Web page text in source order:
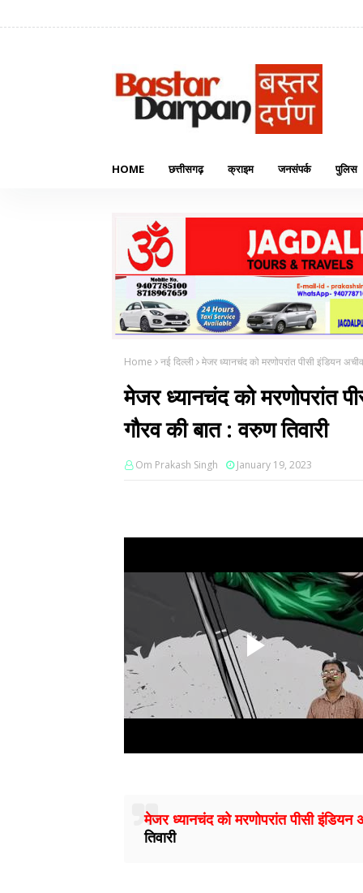
HOME छत्तीसगढ़ क्राइम जनसंपर्क पुलिस
Home नई दिल्ली मेजर ध्यानचंद को मरणोपरांत पीसी इंडियन
मेजर ध्यानचंद को मरणोपरांत
गौरव की बात : वरुण तिवारी
Om Prakash Singh January 19, 2023
मेजर ध्यानचंद को मरणोपरांत पीसी
तिवारी